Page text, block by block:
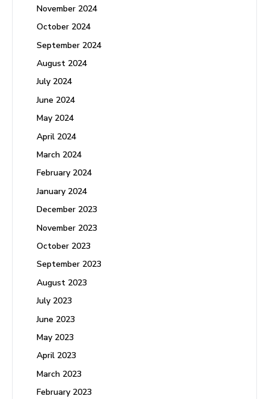
November 2024
October 2024
September 2024
August 2024
July 2024
June 2024
May 2024
April 2024
March 2024
February 2024
January 2024
December 2023
November 2023
October 2023
September 2023
August 2023
July 2023
June 2023
May 2023
April 2023
March 2023
February 2023